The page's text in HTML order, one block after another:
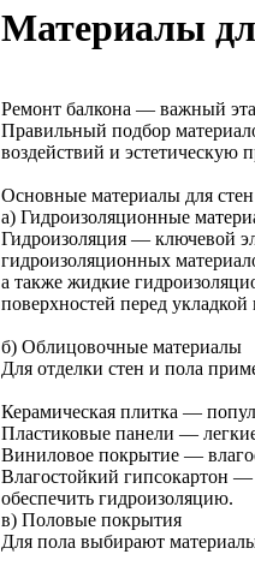
Материалы
Ремонт балкона — важный
Правильный подбор
воздействий и эстетическую
Основные материалы для
а) Гидроизоляционные
Гидроизоляция — ключевой
гидроизоляционных
а также жидкие
поверхностей перед
б) Облицовочные материалы
Для отделки стен и пола
Керамическая плитка —
Пластиковые панели —
Виниловое покрытие —
Влагостойкий гипсокартон —
обеспечить гидроизоляцию.
в) Половые покрытия
Для пола выбирают